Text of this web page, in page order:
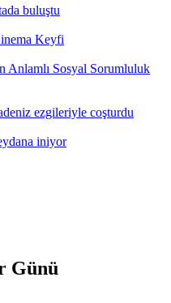
buluştu
Keyfi
Anlamlı Sosyal Sorumluluk
ezgileriyle coşturdu
iniyor
Günü